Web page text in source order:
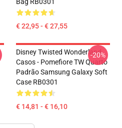
€ 22,95 - € 27,55
Disney Twisted Wonderland
Casos - Pomefiore TW Quarto
Padrão Samsung Galaxy Soft
Case RB0301
€ 14,81 - € 16,10
-20%